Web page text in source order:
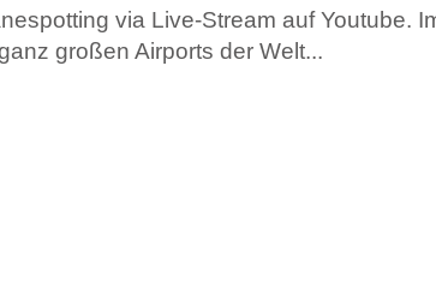
via Live-Stream auf Youtube.
großen Airports der Welt...